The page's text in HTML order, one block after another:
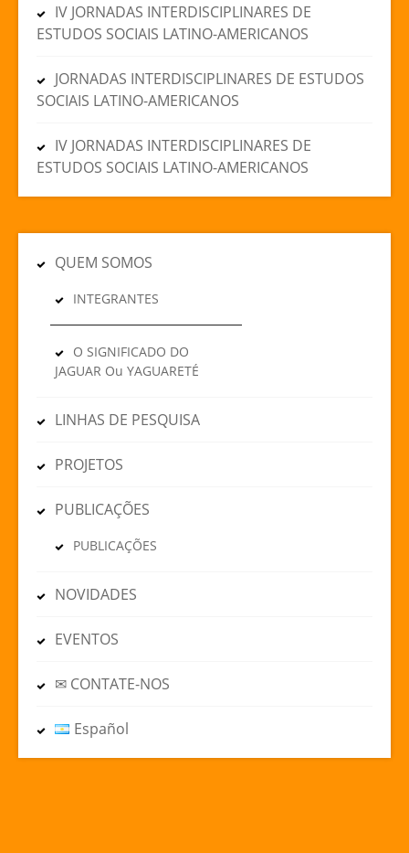
IV JORNADAS INTERDISCIPLINARES DE
ESTUDOS SOCIAIS LATINO-AMERICANOS
JORNADAS INTERDISCIPLINARES DE ESTUDOS
SOCIAIS LATINO-AMERICANOS
IV JORNADAS INTERDISCIPLINARES DE
ESTUDOS SOCIAIS LATINO-AMERICANOS
QUEM SOMOS
INTEGRANTES
O SIGNIFICADO DO
JAGUAR Ou YAGUARETÉ
LINHAS DE PESQUISA
PROJETOS
PUBLICAÇÕES
PUBLICAÇÕES
NOVIDADES
EVENTOS
✉ CONTATE-NOS
Español